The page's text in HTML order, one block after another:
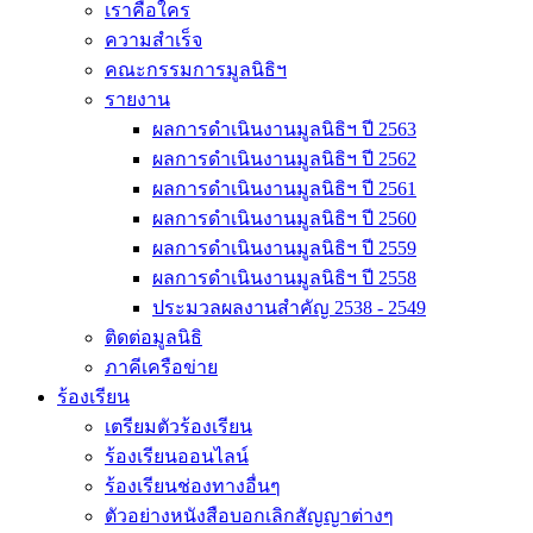
เราคือใคร
ความสำเร็จ
คณะกรรมการมูลนิธิฯ
รายงาน
ผลการดำเนินงานมูลนิธิฯ ปี 2563
ผลการดำเนินงานมูลนิธิฯ ปี 2562
ผลการดำเนินงานมูลนิธิฯ ปี 2561
ผลการดำเนินงานมูลนิธิฯ ปี 2560
ผลการดำเนินงานมูลนิธิฯ ปี 2559
ผลการดำเนินงานมูลนิธิฯ ปี 2558
ประมวลผลงานสำคัญ 2538 - 2549
ติดต่อมูลนิธิ
ภาคีเครือข่าย
ร้องเรียน
เตรียมตัวร้องเรียน
ร้องเรียนออนไลน์
ร้องเรียนช่องทางอื่นๆ
ตัวอย่างหนังสือบอกเลิกสัญญาต่างๆ